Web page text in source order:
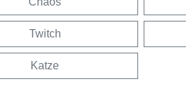
Twitch
Katze